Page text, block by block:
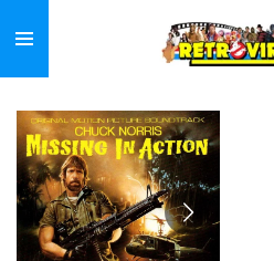
direct
naar
de
hoofdinhoud